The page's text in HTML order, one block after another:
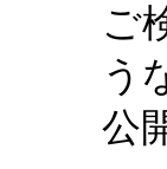
ご
う
公